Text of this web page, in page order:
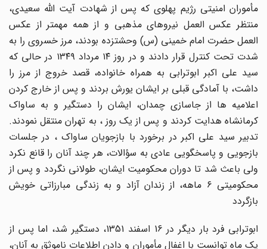
مأموران امنیتی رژیم پهلوی که پس از شهادت آیت الله سعیدی،
منتظر عکس العمل نیروهای مذهبی و از همه مهمتر از عکس
العمل حضرت امام خمینی (س) وحشتزده بودند، مرز خسروی را به
شدت تحت کنترل قرار دادند و در روز ۱۴ مرداد ۱۳۴۹ در حالی که
سید علی اکبر ابوترابی به همراه خانواده، قصد خروج از مرز را
داشت، با آمادگی قبلی بر ایشان یورش بردند و پس از خارج کردن
اعلامیه ها از جاسازی چمدان، ایشان را دستگیر و به ساواک
کرمانشاه هدایت کردند و پس از یک روز ، به تهران منتقل نمودند.
تدبیر سید علی اکبر در برخورد با بازجویان ساواک ، در جلسات
بازجویی و پاسخگویی عادی به سؤالات، هر چند آنان را قانع نکرد
ولی باعث شد تا دوران محکومیت ایشان، طولانی نگردد و پس از
محکومیتی ۶ ماهه، از زندان آزاد و به زندگی مبارزاتی خویش
بازگردد
ابوترابی فرد بار دیگر در 16 اسفند 1351، دستگیر شد، اما پس از
یک ماه توانست با اغفال مأموران و دادن اطلاعات ناموثق به آنان،